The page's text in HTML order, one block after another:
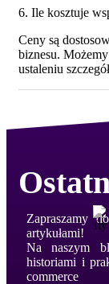
6. Ile kosztuje
Ceny są
biznesu.
ustaleniu
Zapraszamy
artykułami!
Na naszym
historiami i
commerce